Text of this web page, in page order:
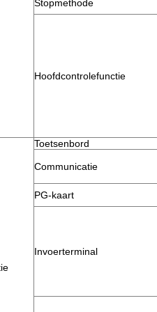
Stopmethode
Hoofdcontrolefunctie
Toetsenbord
Communicatie
PG-kaart
Invoerterminal